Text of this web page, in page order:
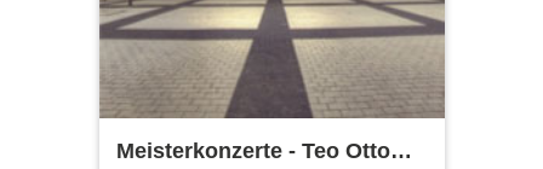
Meisterkonzerte - Teo Otto